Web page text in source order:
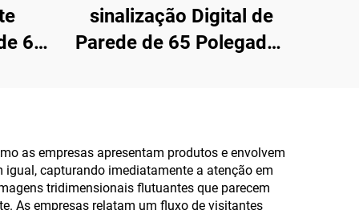
65
sinalização Digital de
Parede de 65 Polegadas
Publicidade Comercial e
Exibição de Informações
as empresas apresentam produtos e envolvem
capturando imediatamente a atenção em
tridimensionais flutuantes que parecem
As empresas relatam um fluxo de visitantes